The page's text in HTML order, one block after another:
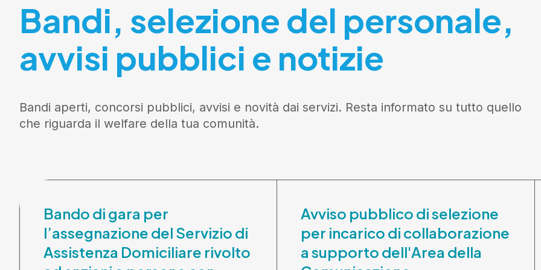
Bandi, selezione del personale,
avvisi pubblici e notizie
Bandi aperti, concorsi pubblici, avvisi e novità dai servizi. Resta informato su tutto quello
che riguarda il welfare della tua comunità.
Bando di gara per
l’assegnazione del Servizio di
Assistenza Domiciliare rivolto
Avviso pubblico di selezione
per incarico di collaborazione
a supporto dell'Area della